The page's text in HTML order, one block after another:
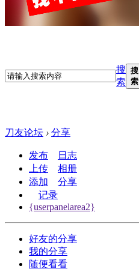
搜
索
搜
索
刀友论坛 › 分享
发布
日志
上传
相册
添加
分享
记录
{userpanelarea2}
好友的分享
我的分享
随便看看